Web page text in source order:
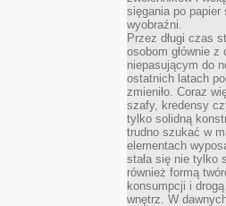
sięgania po papier
wyobraźni.
Przez długi czas
osobom głównie
niepasującym do
ostatnich latach
zmieniło. Coraz
szafy, kredensy
tylko solidną
trudno szukać w
elementach
stała się nie tylko
również formą
konsumpcji i
wnętrz. W